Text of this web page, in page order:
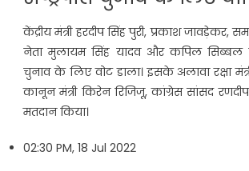
केंद्रीय मंत्री हरदीप सिंह पुरी, प्रकाश जावड़ेकर,
नेता मुलायम सिंह यादव और कपिल सिब्बल ने
चुनाव के लिए वोट डाला। इसके अलावा रक्षा
कानून मंत्री किरेन रिजिजू, कांग्रेस सांसद
मतदान किया।
02:30 PM, 18 Jul 2022